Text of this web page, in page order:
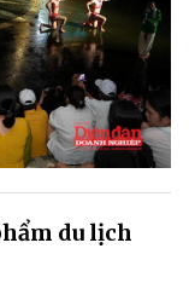
du lịch